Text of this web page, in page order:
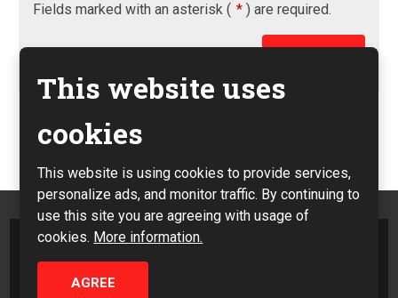
Fields marked with an asterisk ( *) are required.
The
could
be
sent
This website uses
cookies
This website is using cookies to provide services,
personalize ads, and monitor traffic. By continuing to
use this site you are agreeing with usage of
cookies. More information.
AGREE